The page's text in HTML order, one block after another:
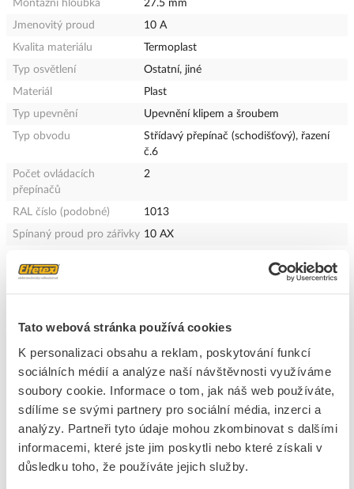
Tato webová stránka používá cookies
K personalizaci obsahu a reklam, poskytování funkcí
sociálních médií a analýze naší návštěvnosti využíváme
soubory cookie. Informace o tom, jak náš web používáte,
sdílíme se svými partnery pro sociální média, inzerci a
analýzy. Partneři tyto údaje mohou zkombinovat s dalšími
informacemi, které jste jim poskytli nebo které získali v
důsledku toho, že používáte jejich služby.
Montážní hloubka
27.5 mm
Jmenovitý proud
10 A
Kvalita materiálu
Termoplast
Typ osvětlení
Ostatní, jiné
Materiál
Plast
Typ upevnění
Upevnění klipem a šroubem
Typ obvodu
Střídavý přepínač (schodišťový), řazení
č.6
Počet ovládacích
přepínačů
2
RAL číslo (podobné)
1013
Spínaný proud pro zářivky 10 AX
Vhodné pro stupeň krytí
(IP)
Hloubka přístroje
41 mm
plocha
Min.hloubka přístrojové
krabice
30 mm